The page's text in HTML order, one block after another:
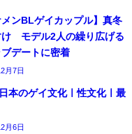
メンBLゲイカップル】真冬
け モデル2人の繰り広げる
デートに密着
月7日
本のゲイ文化ㅣ性文化ㅣ最
月6日